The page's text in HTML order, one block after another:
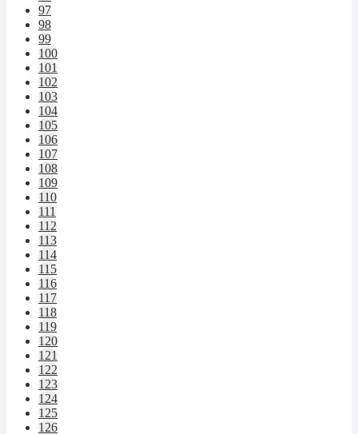
97
98
99
100
101
102
103
104
105
106
107
108
109
110
111
112
113
114
115
116
117
118
119
120
121
122
123
124
125
126